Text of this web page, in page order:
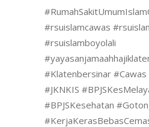
#rsuislamcawas
#rsuislamboyolali
#Klatenbersinar #Cawas
#JKNKIS
#BPJSKesehatan